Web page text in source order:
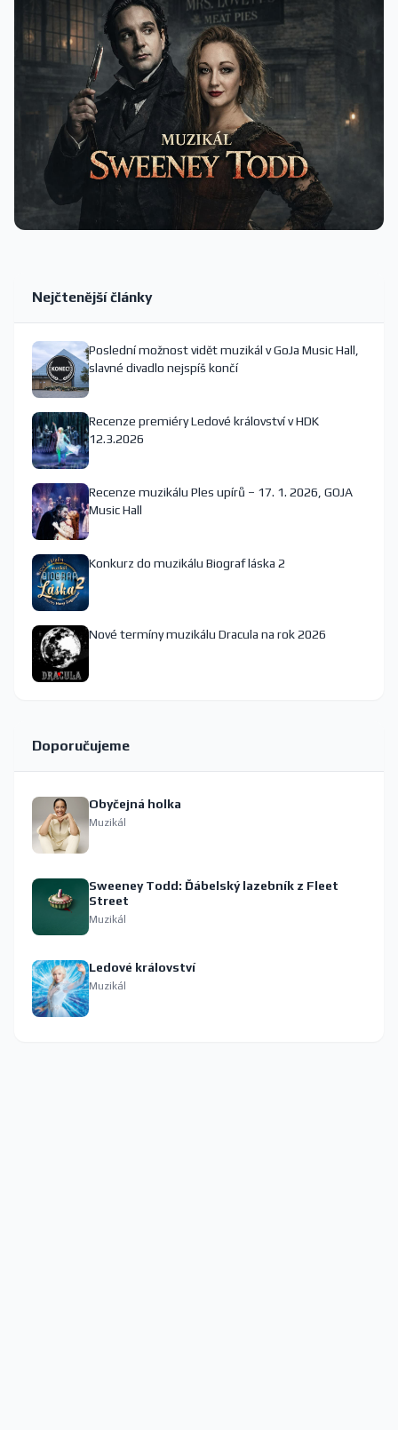
Nejčtenější články
Poslední možnost vidět muzikál v GoJa Music Hall,
slavné divadlo nejspíš končí
Recenze premiéry Ledové království v HDK
12.3.2026
Recenze muzikálu Ples upírů – 17. 1. 2026, GOJA
Music Hall
Konkurz do muzikálu Biograf láska 2
Nové termíny muzikálu Dracula na rok 2026
Doporučujeme
Obyčejná holka
Muzikál
Sweeney Todd: Ďábelský lazebník z Fleet
Street
Muzikál
Ledové království
Muzikál